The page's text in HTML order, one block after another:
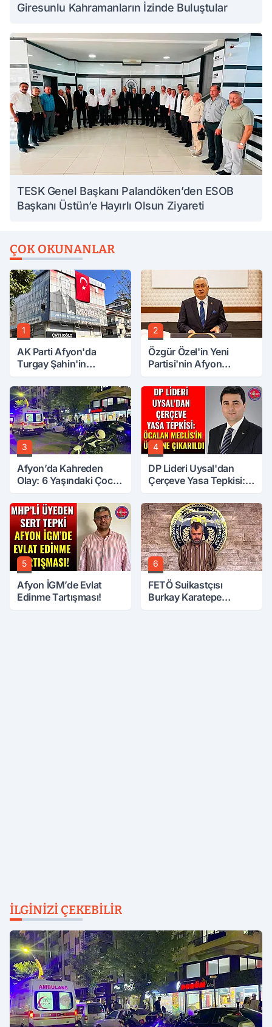
Giresunlu Kahramanların İzinde Buluştular
TESK Genel Başkanı Palandöken’den ESOB
Başkanı Üstün’e Hayırlı Olsun Ziyareti
ÇOK OKUNANLAR
1
AK Parti Afyon'da
Turgay Şahin'in
2
Özgür Özel'in Yeni
Partisi'nin Afyon
3
Afyon’da Kahreden
Olay: 6 Yaşındaki Çocuk
4
DP Lideri Uysal'dan
Çerçeve Yasa Tepkisi:
Üzerine Çıkarıldı
5
Afyon İGM’de Evlat
Edinme Tartışması!
6
FETÖ Suikastçısı
Burkay Karatepe
İLGINIZI ÇEKEBILIR